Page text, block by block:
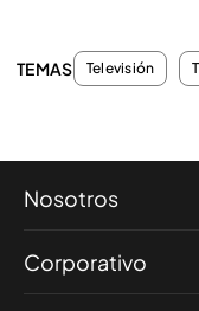
TEMAS Televisión
Nosotros
Corporativo